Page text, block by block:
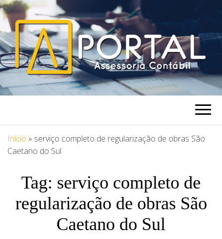
PORTAL
ASSESSORIA
Blog Portal Assessoria
Início » serviço completo de regularização de obras São
Caetano do Sul
Tag: serviço completo de
regularização de obras São
Caetano do Sul